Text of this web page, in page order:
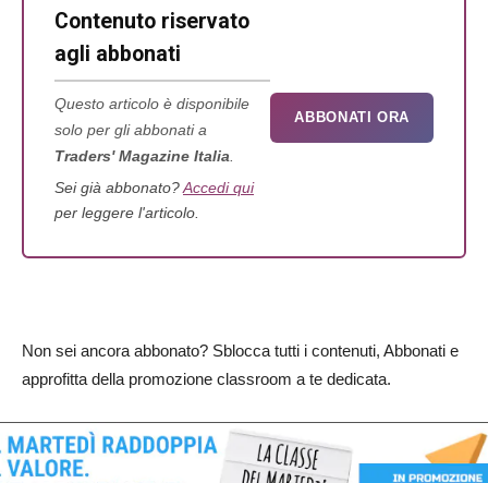
Contenuto riservato
agli abbonati
Questo articolo è disponibile
solo per gli abbonati a
Traders' Magazine Italia.
Sei già abbonato?Accedi qui
per leggere l'articolo.
ABBONATI ORA
Non sei ancora abbonato? Sblocca tutti i contenuti, Abbonati e
approfitta della promozione classroom a te dedicata.